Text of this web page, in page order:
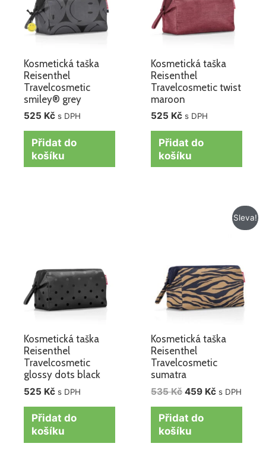
Kosmetická taška
Reisenthel
Travelcosmetic
smiley® grey
525 Kč s DPH
Přidat do
košíku
Kosmetická taška
Reisenthel
Travelcosmetic twist
maroon
525 Kč s DPH
Přidat do
košíku
Kosmetická taška
Reisenthel
Travelcosmetic
glossy dots black
525 Kč s DPH
Přidat do
košíku
Sleva!
Kosmetická taška
Reisenthel
Travelcosmetic
sumatra
535Kč 459 Kč
Aktuální
cena
s DPH
Přidat do
košíku